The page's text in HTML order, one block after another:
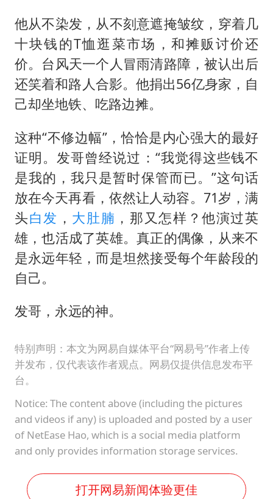
他从不染发，从不刻意遮掩皱纹，穿着几
十块钱的T恤逛菜市场，和摊贩讨价还
价。台风天一个人冒雨清路障，被认出后
还笑着和路人合影。他捐出56亿身家，自
己却坐地铁、吃路边摊。
这种“不修边幅”，恰恰是内心强大的最好
证明。发哥曾经说过：“我觉得这些钱不
是我的，我只是暂时保管而已。”这句话
放在今天再看，依然让人动容。71岁，满
头白发 ， 大肚腩 ，那又怎样？他演过英
雄，也活成了英雄。真正的偶像，从来不
是永远年轻，而是坦然接受每个年龄段的
自己。
发哥，永远的神。
特别声明：本文为网易自媒体平台“网易号”作者上传
并发布，仅代表该作者观点。网易仅提供信息发布平
台。
Notice: The content above (including the pictures
and videos if any) is uploaded and posted by a user
of NetEase Hao, which is a social media platform
and only provides information storage services.
打开网易新闻体验更佳